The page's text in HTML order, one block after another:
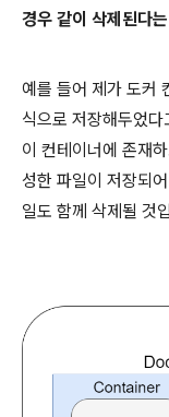
경우 같이 삭제된다
예를 들어 제가 도커
식으로 저장해두었다
이 컨테이너에 존재
성한 파일이 저장되
일도 함께 삭제될 것